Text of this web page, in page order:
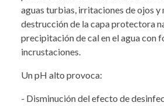
aguas turbias, irritaciones de ojos y
destrucción de la capa protectora
precipitación de cal en el agua con
incrustaciones.
Un pH alto provoca:
- Disminución del efecto de